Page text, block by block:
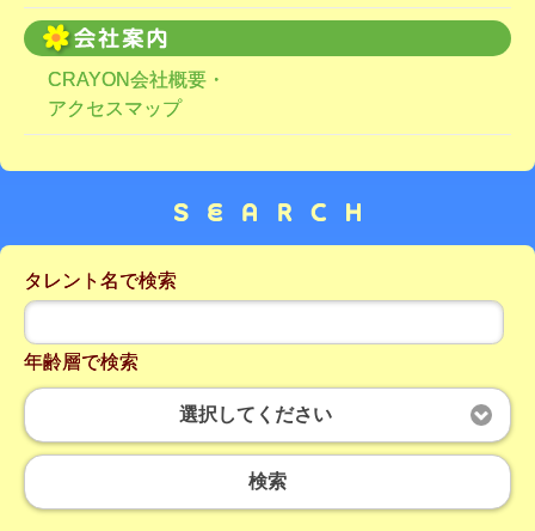
CRAYON会社概要・
アクセスマップ
タレント名で検索
年齢層で検索
選択してください
検索